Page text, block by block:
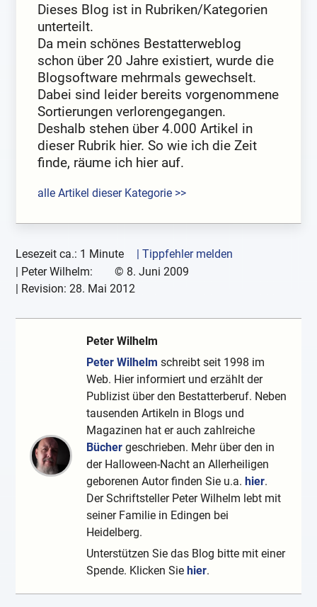
Dieses Blog ist in Rubriken/Kategorien
unterteilt.
Da mein schönes Bestatterweblog
schon über 20 Jahre existiert, wurde die
Blogsoftware mehrmals gewechselt.
Dabei sind leider bereits vorgenommene
Sortierungen verlorengegangen.
Deshalb stehen über 4.000 Artikel in
dieser Rubrik hier. So wie ich die Zeit
finde, räume ich hier auf.
alle Artikel dieser Kategorie >>
Lesezeit ca.: 1 Minute
| Tippfehler melden
| Peter Wilhelm: © 8. Juni 2009
| Revision:28. Mai 2012
Peter Wilhelm
Peter Wilhelm schreibt seit 1998 im
Web. Hier informiert und erzählt der
Publizist über den Bestatterberuf. Neben
tausenden Artikeln in Blogs und
Magazinen hat er auch zahlreiche
Bücher geschrieben. Mehr über den in
der Halloween-Nacht an Allerheiligen
geborenen Autor finden Sie u.a.hier.
Der Schriftsteller Peter Wilhelm lebt mit
seiner Familie in Edingen bei
Heidelberg.
Unterstützen Sie das Blog bitte mit einer
Spende. Klicken Siehier.